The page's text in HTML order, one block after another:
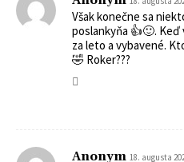
Však konečne sa
poslankyňa 👍🙂.
za leto a vybavené.
🤣 Roker???
Anonym 18. augusta